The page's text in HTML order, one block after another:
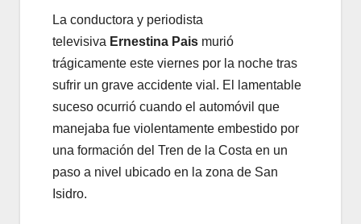
La conductora y periodista
televisiva Ernestina Pais murió
trágicamente este viernes por la noche tras
sufrir un grave accidente vial. El lamentable
suceso ocurrió cuando el automóvil que
manejaba fue violentamente embestido por
una formación del Tren de la Costa en un
paso a nivel ubicado en la zona de San
Isidro.